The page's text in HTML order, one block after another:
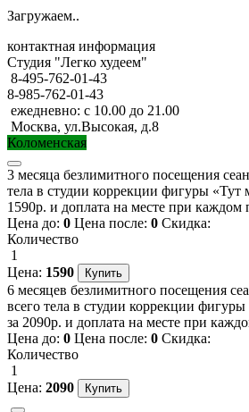
Загружаем..
контактная информация
Студия "Легко худеем"
8-495-762-01-43
8-985-762-01-43
ежедневно: с 10.00 до 21.00
Москва, ул.Высокая, д.8
Коломенская
3 месяца безлимитного посещения
тела в студии коррекции фигуры «Тут
1590р. и доплата на месте при каждом
Цена до: 0 Цена после: 0 Скидка:
Количество
1
Цена: 1590
6 месяцев безлимитного посещения
всего тела в студии коррекции
за 2090р. и доплата на месте при
Цена до: 0 Цена после: 0 Скидка:
Количество
1
Цена: 2090